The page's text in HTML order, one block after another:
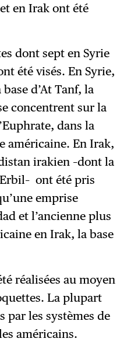
en Irak ont été
dont sept en Syrie
été visés. En Syrie,
d’At Tanf, la
concentrent sur la
dans la
américaine. En Irak,
irakien –dont la
ont été pris
emprise
et l’ancienne plus
en Irak, la base
réalisées au moyen
La plupart
par les systèmes de
américains.